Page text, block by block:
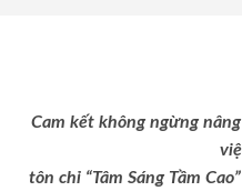
Cam kết không ngừng
tôn chỉ “Tâm Sáng Tầm